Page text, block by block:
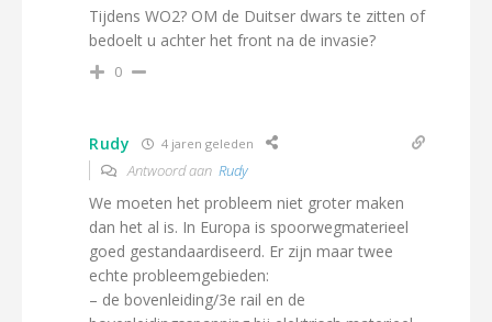
Tijdens WO2? OM de Duitser dwars te zitten of
bedoelt u achter het front na de invasie?
0
Rudy 4 jaren geleden
Antwoord aan Rudy
We moeten het probleem niet groter maken
dan het al is. In Europa is spoorwegmaterieel
goed gestandaardiseerd. Er zijn maar twee
echte probleemgebieden:
– de bovenleiding/3e rail en de